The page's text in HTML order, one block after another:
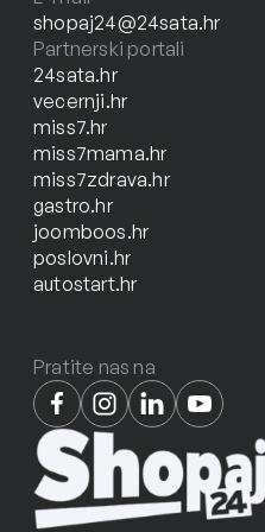
shopaj24@24sata.hr
Partnerski portali
24sata.hr
vecernji.hr
miss7.hr
miss7mama.hr
miss7zdrava.hr
gastro.hr
joomboos.hr
poslovni.hr
autostart.hr
Pratite nas na